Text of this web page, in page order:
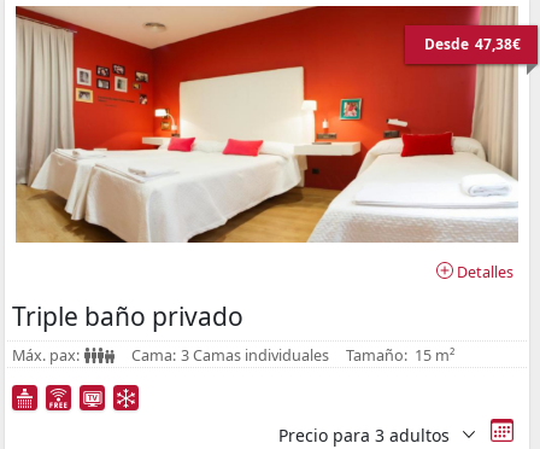
Desde 47,38€
Detalles
Triple baño privado
Máx. pax: Cama: 3 Camas individuales Tamaño: 15 m²
Precio para 3 adultos